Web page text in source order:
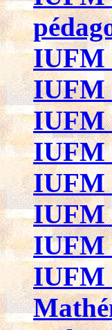
IUFM
IUFM
IUFM
IUFM
IUFM
IUFM
IUFM
IUFM